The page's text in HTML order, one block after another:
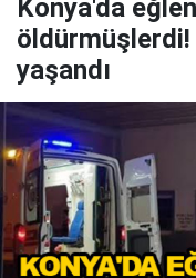
Konya'da
yaşandı